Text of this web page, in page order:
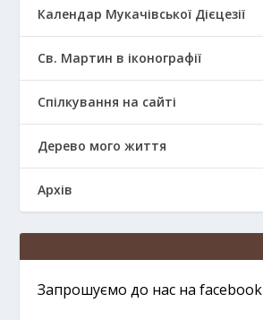
Календар Мукачівської Дієцезії
Св. Мартин в іконографії
Спілкування на сайті
Дерево мого життя
Архів
Запрошуємо до нас на facebook